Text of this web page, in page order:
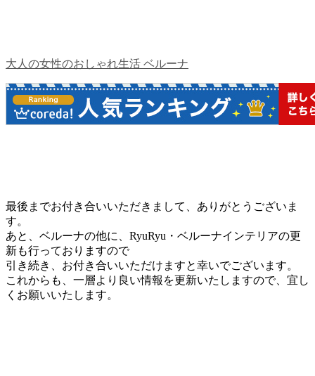
大人の女性のおしゃれ生活 ベルーナ
最後までお付き合いいただきまして、ありがとうございま
す。
あと、ベルーナの他に、RyuRyu・ベルーナインテリアの更
新も行っておりますので
引き続き、お付き合いいただけますと幸いでございます。
これからも、一層より良い情報を更新いたしますので、宜し
くお願いいたします。